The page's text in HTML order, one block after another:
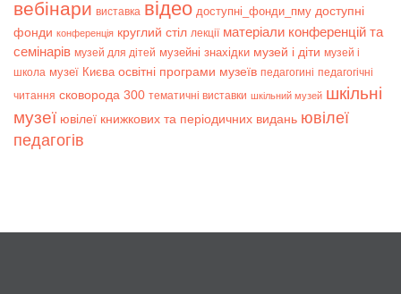
вебінари виставка відео доступні_фонди_пму доступні
фонди конференція круглий стіл лекції матеріали конференцій та
семінарів музей для дітей музейні знахідки музей і діти музей і
школа музеї Києва освітні програми музеїв педагогині педагогічні
читання сковорода 300 тематичні виставки шкільний музей шкільні
музеї ювілеї книжкових та періодичних видань ювілеї
педагогів